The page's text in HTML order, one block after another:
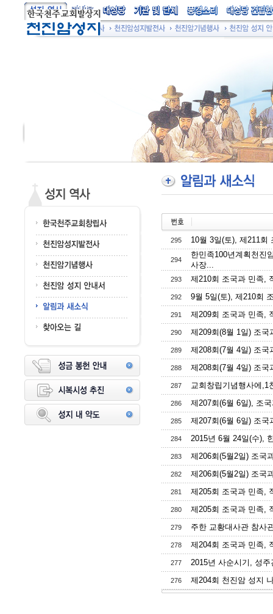
295 10월 3일(토), 제211회
294
한민족100년계획천진
사장...
293 제210회 조국과 민족,
292 9월 5일(토), 제210회
291 제209회 조국과 민족,
290 제209회(8월 1일) 조
289 제208회(7월 4일) 조
288 제208회(7월 4일) 조
287 교회창립기념행사에,1
286 제207회(6월 6일), 조
285 제207회(6월 6일) 조
284 2015년 6월 24일(수),
283 제206회(5월2일) 조국
282 제206회(5월2일) 조국
281 제205회 조국과 민족,
280 제205회 조국과 민족,
279 주한 교황대사관 참사
278 제204회 조국과 민족,
277 2015년 사순시기, 성
276 제204회 천진암 성지